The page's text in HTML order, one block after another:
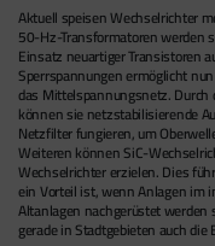
Aktuell speisen Wechselrichter
50-Hz-Transformatoren werden
Einsatz neuartiger Transistoren
Sperrspannungen ermöglicht
das Mittelspannungsnetz.
können sie netzstabilisierende
Netzfilter fungieren, um
Weiteren können SiC-
Wechselrichter erzielen. Dies
ein Vorteil ist, wenn Anlagen im
Altanlagen nachgerüstet
gerade in Stadtgebieten auch